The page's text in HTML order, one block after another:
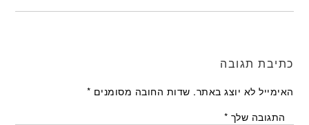
כתיבת תגובה
האימייל לא יוצג באתר. שדות החובה מסומנים *
התגובה שלך *